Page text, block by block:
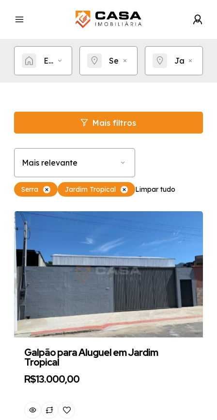
Estou procurando por... Serra Jardim
Mais filtros
Mais relevante
Serra Jardim Tropical Limpar tudo
Galpão para Aluguel em Jardim
Tropical
R$13.000,00